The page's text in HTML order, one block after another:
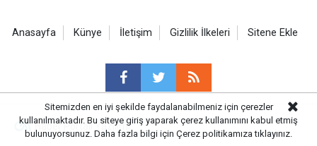
Anasayfa Künye İletişim Gizlilik İlkeleri Sitene Ekle
Haber Portalı Yazılımı
Sitemizden en iyi şekilde faydalanabilmeniz için çerezler
kullanılmaktadır. Bu siteye giriş yaparak çerez kullanımını kabul etmiş
bulunuyorsunuz. Daha fazla bilgi için Çerez politikamıza tıklayınız.